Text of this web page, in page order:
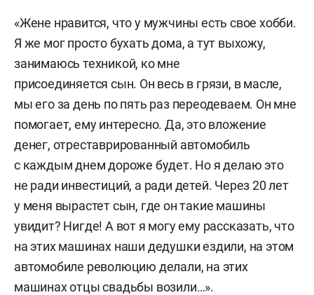
«Жене нравится, что у мужчины есть свое хобби.
Я же мог просто бухать дома, а тут выхожу,
занимаюсь техникой, ко мне
присоединяется сын. Он весь в грязи, в масле,
мы его за день по пять раз переодеваем. Он мне
помогает, ему интересно. Да, это вложение
денег, отреставрированный автомобиль
с каждым днем дороже будет. Но я делаю это
не ради инвестиций, а ради детей. Через 20 лет
у меня вырастет сын, где он такие машины
увидит? Нигде! А вот я могу ему рассказать, что
на этих машинах наши дедушки ездили, на этом
автомобиле революцию делали, на этих
машинах отцы свадьбы возили…».